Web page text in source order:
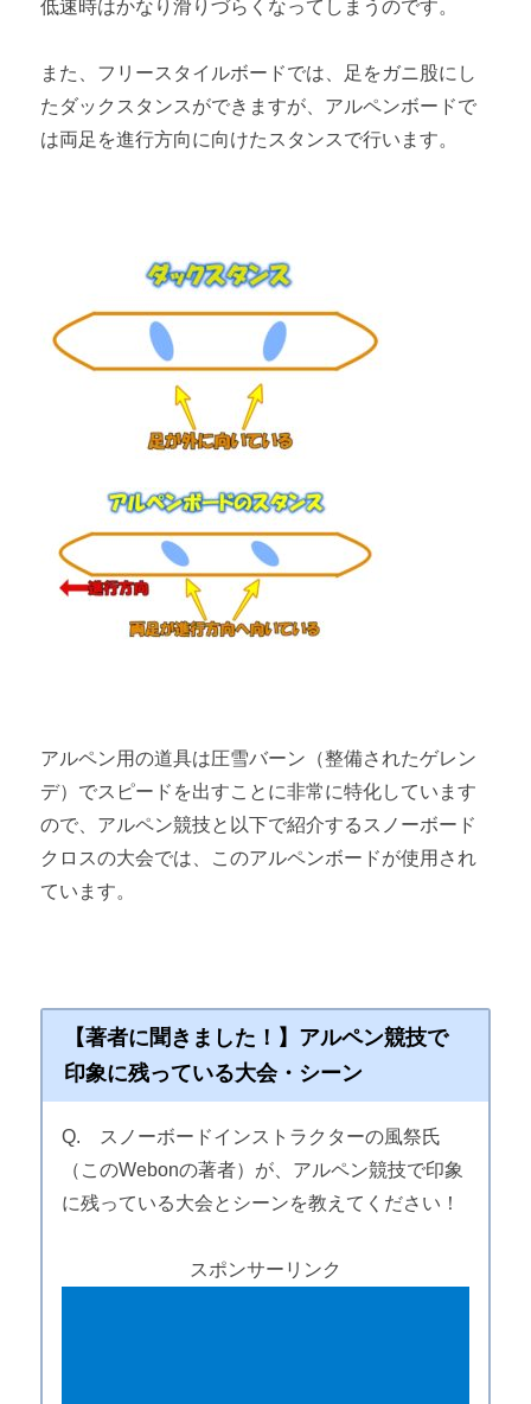
低速時はかなり滑りづらくなってしまうのです。
また、フリースタイルボードでは、足をガニ股にし
たダックスタンスができますが、アルペンボードで
は両足を進行方向に向けたスタンスで行います。
アルペン用の道具は圧雪バーン（整備されたゲレン
デ）でスピードを出すことに非常に特化しています
ので、アルペン競技と以下で紹介するスノーボード
クロスの大会では、このアルペンボードが使用され
ています。
【著者に聞きました！】アルペン競技で
印象に残っている大会・シーン
Q. スノーボードインストラクターの風祭氏
（このWebonの著者）が、アルペン競技で印象
に残っている大会とシーンを教えてください！
スポンサーリンク